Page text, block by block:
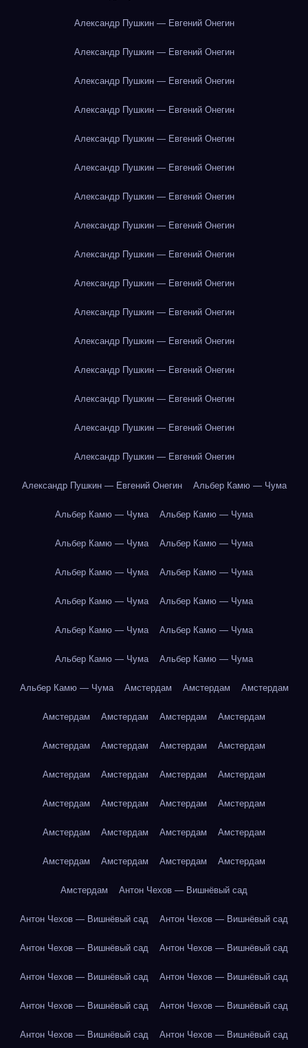
Александр Пушкин — Евгений Онегин
Александр Пушкин — Евгений Онегин
Александр Пушкин — Евгений Онегин
Александр Пушкин — Евгений Онегин
Александр Пушкин — Евгений Онегин
Александр Пушкин — Евгений Онегин
Александр Пушкин — Евгений Онегин
Александр Пушкин — Евгений Онегин
Александр Пушкин — Евгений Онегин
Александр Пушкин — Евгений Онегин
Александр Пушкин — Евгений Онегин
Александр Пушкин — Евгений Онегин
Александр Пушкин — Евгений Онегин
Александр Пушкин — Евгений Онегин
Александр Пушкин — Евгений Онегин
Александр Пушкин — Евгений Онегин
Александр Пушкин — Евгений Онегин Альбер Камю — Чума
Альбер Камю — Чума Альбер Камю — Чума
Альбер Камю — Чума Альбер Камю — Чума
Альбер Камю — Чума Альбер Камю — Чума
Альбер Камю — Чума Альбер Камю — Чума
Альбер Камю — Чума Альбер Камю — Чума
Альбер Камю — Чума Альбер Камю — Чума
Альбер Камю — Чума Амстердам Амстердам Амстердам
Амстердам Амстердам Амстердам Амстердам
Амстердам Амстердам Амстердам Амстердам
Амстердам Амстердам Амстердам Амстердам
Амстердам Амстердам Амстердам Амстердам
Амстердам Амстердам Амстердам Амстердам
Амстердам Амстердам Амстердам Амстердам
Амстердам Антон Чехов — Вишнёвый сад
Антон Чехов — Вишнёвый сад Антон Чехов — Вишнёвый сад
Антон Чехов — Вишнёвый сад Антон Чехов — Вишнёвый сад
Антон Чехов — Вишнёвый сад Антон Чехов — Вишнёвый сад
Антон Чехов — Вишнёвый сад Антон Чехов — Вишнёвый сад
Антон Чехов — Вишнёвый сад Антон Чехов — Вишнёвый сад